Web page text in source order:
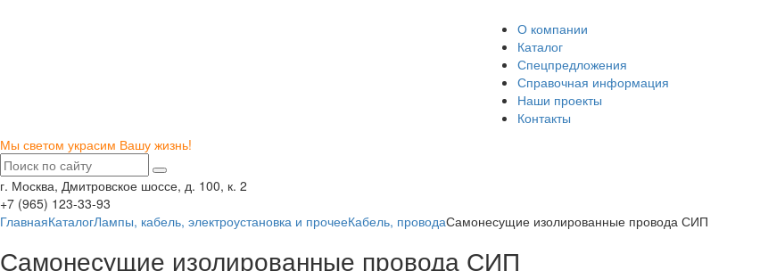
О компании
Каталог
Спецпредложения
Справочная информация
Наши проекты
Контакты
Мы светом украсим Вашу жизнь!
г. Москва, Дмитровское шоссе, д. 100, к. 2
+7 (965) 123-33-93
ГлавнаяКаталогЛампы, кабель, электроустановка и прочееКабель, проводаСамонесущие изолированные провода СИП
Самонесущие изолированные провода СИП